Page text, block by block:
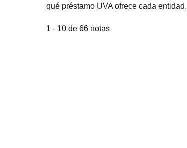
qué préstamo UVA ofrece cada entidad.
1 - 10 de 66 notas